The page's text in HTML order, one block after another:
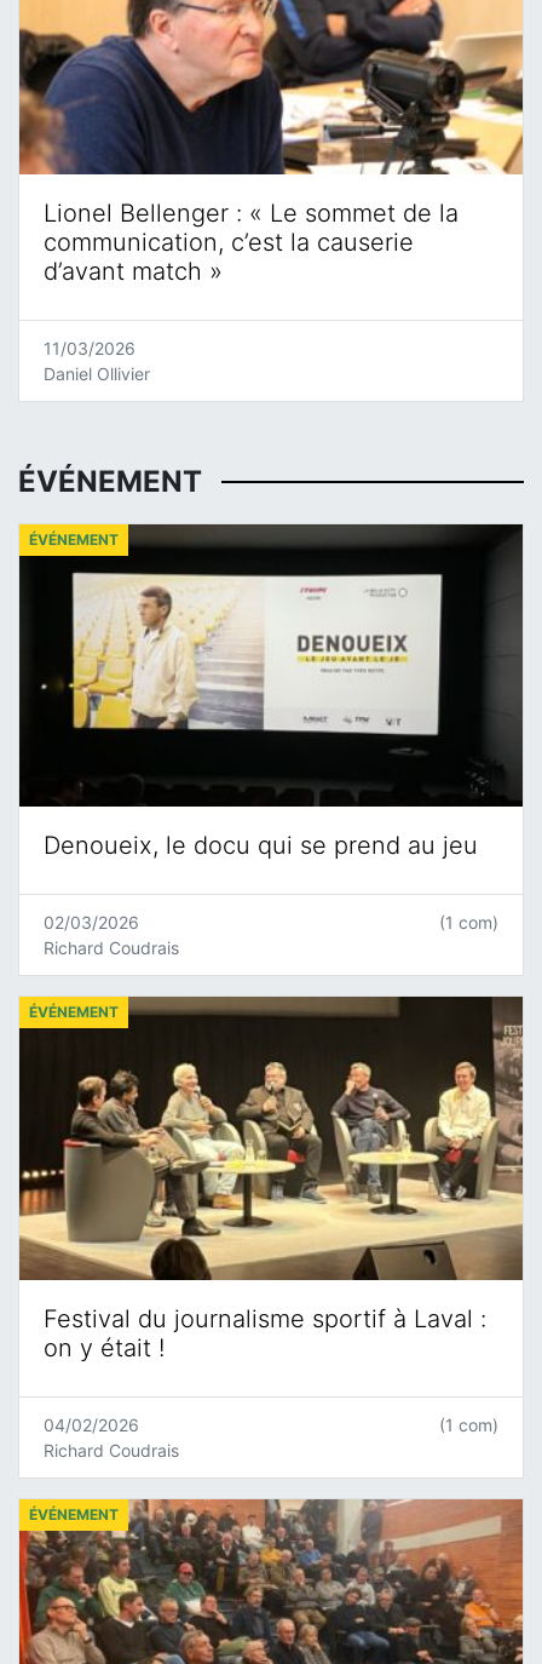
Lionel Bellenger : « Le sommet de la
communication, c’est la causerie
d’avant match »
11/03/2026
Daniel Ollivier
ÉVÉNEMENT
Denoueix, le docu qui se prend au jeu
ÉVÉNEMENT
02/03/2026
Richard Coudrais
(1 com)
Festival du journalisme sportif à Laval :
on y était !
ÉVÉNEMENT
04/02/2026
Richard Coudrais
(1 com)
ÉVÉNEMENT